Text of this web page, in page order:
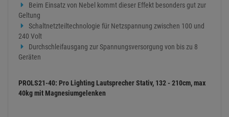
Beim Einsatz von Nebel kommt dieser Effekt besonders gut zur
Geltung
Schaltnetzteiltechnologie für Netzspannung zwischen 100 und
240 Volt
Durchschleifausgang zur Spannungsversorgung von bis zu 8
Geräten
PROLS21-40: Pro Lighting Lautsprecher Stativ, 132 - 210cm, max
40kg mit Magnesiumgelenken